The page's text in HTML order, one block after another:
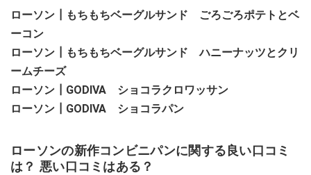
ローソン┃もちもちベーグルサンド ごろごろポテトとベ
ーコン
ローソン┃もちもちベーグルサンド ハニーナッツとクリ
ームチーズ
ローソン┃GODIVA ショコラクロワッサン
ローソン┃GODIVA ショコラパン
ローソンの新作コンビニパンに関する良い口コミ
は？ 悪い口コミはある？